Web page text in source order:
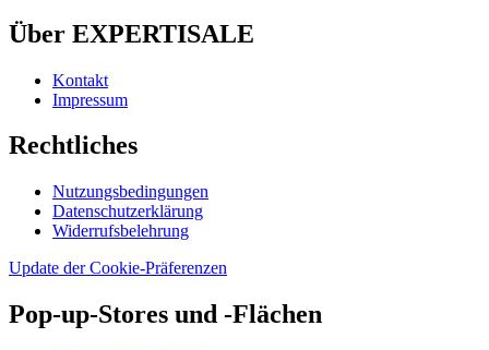
Über EXPERTISALE
Kontakt
Impressum
Rechtliches
Nutzungsbedingungen
Datenschutzerklärung
Widerrufsbelehrung
Update der Cookie-Präferenzen
Pop-up-Stores und -Flächen